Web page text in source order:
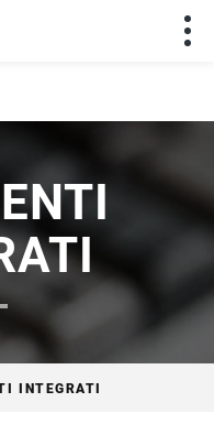
rendere migliore la
INTEGRATI